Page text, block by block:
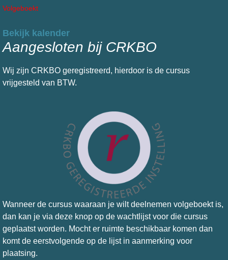
Volgeboekt
Bekijk kalender
Aangesloten bij CRKBO
Wij zijn CRKBO geregistreerd, hierdoor is de cursus
vrijgesteld van BTW.
Wanneer de cursus waaraan je wilt deelnemen volgeboekt is,
dan kan je via deze knop op de wachtlijst voor die cursus
geplaatst worden. Mocht er ruimte beschikbaar komen dan
komt de eerstvolgende op de lijst in aanmerking voor
plaatsing.